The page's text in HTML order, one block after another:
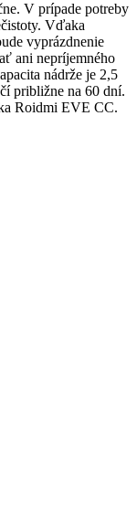
V prípade potreby
Vďaka
vyprázdnenie
ani nepríjemného
nádrže je 2,5
približne na 60 dní.
Roidmi EVE CC.